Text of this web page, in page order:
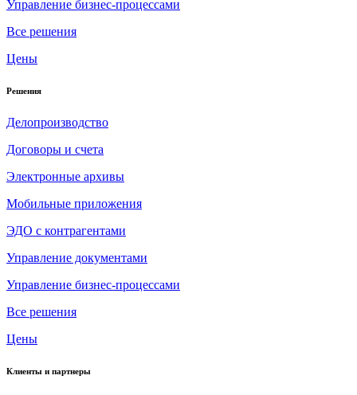
Управление бизнес-процессами
Все решения
Цены
Решения
Делопроизводство
Договоры и счета
Электронные архивы
Мобильные приложения
ЭДО с контрагентами
Управление документами
Управление бизнес-процессами
Все решения
Цены
Клиенты и партнеры